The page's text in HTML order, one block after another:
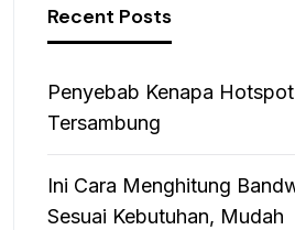
Recent Posts
Penyebab Kenapa
Tersambung
Ini Cara Menghitung
Sesuai Kebutuhan, Mudah